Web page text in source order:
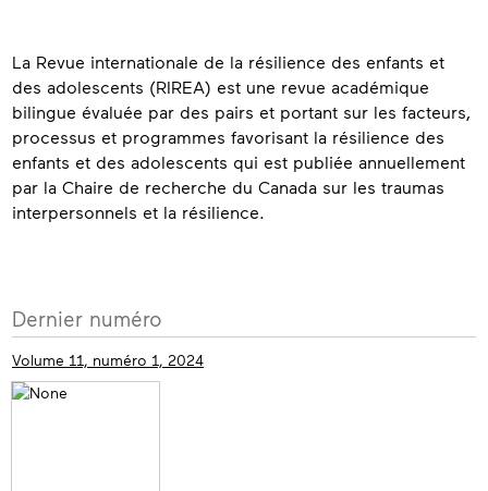
À
propos
La Revue internationale de la résilience des enfants et
des adolescents (RIREA) est une revue académique
bilingue évaluée par des pairs et portant sur les facteurs,
processus et programmes favorisant la résilience des
enfants et des adolescents qui est publiée annuellement
par la Chaire de recherche du Canada sur les traumas
interpersonnels et la résilience.
Plus
d’informations
Dernier numéro
Volume 11, numéro 1, 2024